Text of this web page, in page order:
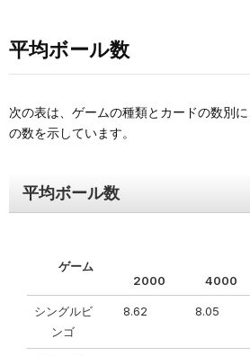
平均ボール数
次の表は、ゲームの種類とカードの数別
の数を示しています。
平均ボール数
ゲーム
2000
4000
シングルビ
ンゴ
8.62 8.05